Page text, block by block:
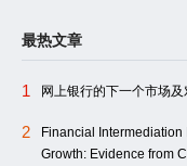
最热文章
1 网上银行的下一个市场及
2
Financial
Growth: Evidence from